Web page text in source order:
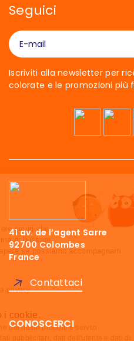
Seguici
Iscriviti alla newsletter per
colorate e le promozioni più
41 av. de l’agent Sarre
92700 Colombes
France
Contattaci
CONOSCERCI
Ciao siamo noi…
I Cookies!
Abbiamo aspettato di essere sicuri
questo sito ti interessi prima di
durante la tua visita.
Leggi la nostra politica sulla privacy
Ecco perché usiamo i
Ottimizzare la promozione dei